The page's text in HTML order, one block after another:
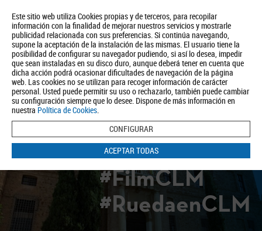
Este sitio web utiliza Cookies propias y de terceros, para recopilar
información con la finalidad de mejorar nuestros servicios y mostrarle
publicidad relacionada con sus preferencias. Si continúa navegando,
supone la aceptación de la instalación de las mismas. El usuario tiene la
posibilidad de configurar su navegador pudiendo, si así lo desea, impedir
que sean instaladas en su disco duro, aunque deberá tener en cuenta que
dicha acción podrá ocasionar dificultades de navegación de la página
web. Las cookies no se utilizan para recoger información de carácter
personal. Usted puede permitir su uso o rechazarlo, también puede cambiar
su configuración siempre que lo desee. Dispone de más información en
nuestra Política de Cookies.
CONFIGURAR
ACEPTAR TODAS
Quiénes somos Turismo Política de Privacidad Aviso Legal
Política de Cookies
BUSCAR
#FilmCLM
#RuedaenCLM